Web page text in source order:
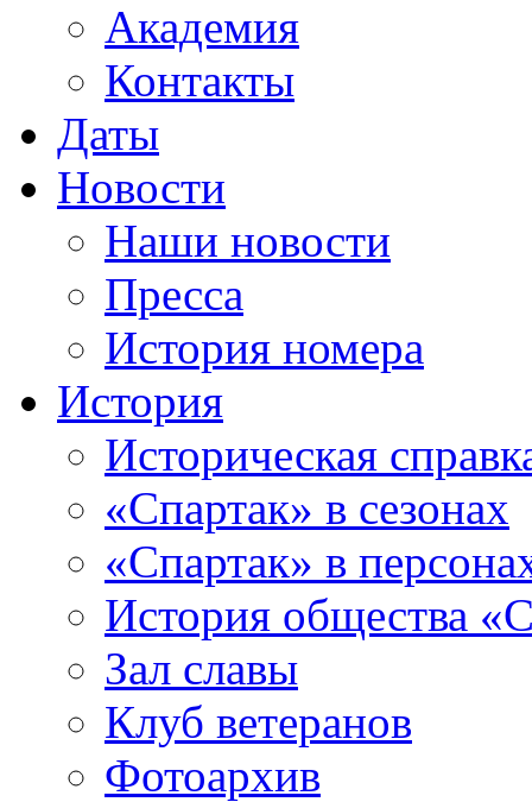
Академия
Контакты
Даты
Новости
Наши новости
Пресса
История номера
История
Историческая
«Спартак» в сезонах
«Спартак» в
История общества
Зал славы
Клуб ветеранов
Фотоархив